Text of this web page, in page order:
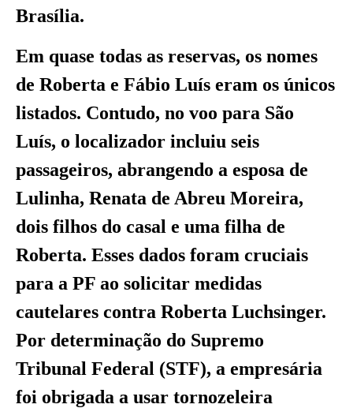
Brasília.
Em quase todas as reservas, os nomes
de Roberta e Fábio Luís eram os únicos
listados. Contudo, no voo para São
Luís, o localizador incluiu seis
passageiros, abrangendo a esposa de
Lulinha, Renata de Abreu Moreira,
dois filhos do casal e uma filha de
Roberta. Esses dados foram cruciais
para a PF ao solicitar medidas
cautelares contra Roberta Luchsinger.
Por determinação do Supremo
Tribunal Federal (STF), a empresária
foi obrigada a usar tornozeleira